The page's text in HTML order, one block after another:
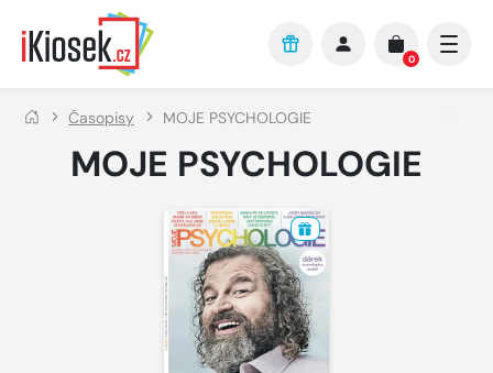
Přejít na hlavní obsah
0
Časopisy MOJE PSYCHOLOGIE
MOJE PSYCHOLOGIE